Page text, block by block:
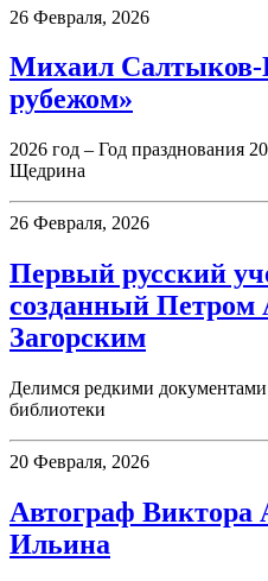
26 Февраля, 2026
Михаил
рубежом»
2026 год – Год празднования
Щедрина
26 Февраля, 2026
Первый русский
созданный Петром
Загорским
Делимся редкими
библиотеки
20 Февраля, 2026
Автограф Виктора
Ильина